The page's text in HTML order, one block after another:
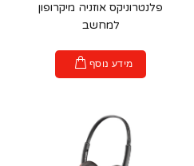
פלנטרוניקס אוזניה מיקרופון
למחשב
מידע נוסף